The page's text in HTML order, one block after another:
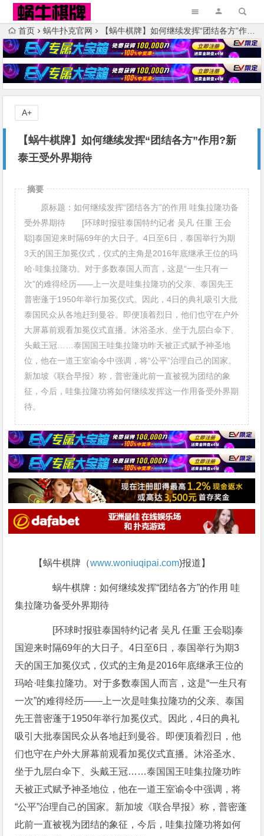
首页 蜗牛扑克官网 【蜗牛棋牌】如何继续发挥“团结各方”作用?新泰王受外界期待
【蜗牛棋牌】如何继续发挥“团结各方”作用?新
泰王受外界期待
A+
摘要
原标题：如何继续发挥“团结各方”的作用 哇集拉隆功备
受外界期待 [环球时报驻泰国特约记者 吴凡 任重 王会
聪]泰国迎来时隔69年的大日子。4日至6日，泰国举行为期
3天的国王加冕仪式，仪式的主角是2016年底继承王位的玛
哈·哇集拉隆功。对于多数泰国人而言，这是“一生只有一
次”的难得经历——上一次是哇集拉隆功的父亲、泰国先王
普密蓬于1950年举行加冕仪式。因此，4日的典礼吸引大批
泰国民众从各地赶到曼谷。即便顶着烈日，他们也守在户外
大屏幕前观看加冕仪式直播。沐浴圣水、坐于九层白伞下、
头戴王冠……泰国国王哇集拉隆功昨天被正式赋予神圣地
位，他在一道王室谕令中强调，将“公平”治理自己的国家。
新加坡《联合早报》称，普密蓬此前一直被视为团结的象
征，今后，哇集拉隆功将如何继续发挥这一作用备受外界期
待。
【蜗牛棋牌（www.woniuqipai.com)报道】
蜗牛棋牌：如何继续发挥“团结各方”的作用 哇
集拉隆功备受外界期待
[环球时报驻泰国特约记者 吴凡 任重 王会聪]泰
国迎来时隔69年的大日子。4日至6日，泰国举行为期3
天的国王加冕仪式，仪式的主角是2016年底继承王位的
玛哈·哇集拉隆功。对于多数泰国人而言，这是“一生只有
一次”的难得经历——上一次是哇集拉隆功的父亲、泰国
先王普密蓬于1950年举行加冕仪式。因此，4日的典礼
吸引大批泰国民众从各地赶到曼谷。即便顶着烈日，他
们也守在户外大屏幕前观看加冕仪式直播。沐浴圣水、
坐于九层白伞下、头戴王冠……泰国国王哇集拉隆功昨
天被正式赋予神圣地位，他在一道王室谕令中强调，将
“公平”治理自己的国家。新加坡《联合早报》称，普密蓬
此前一直被视为团结的象征，今后，哇集拉隆功将如何